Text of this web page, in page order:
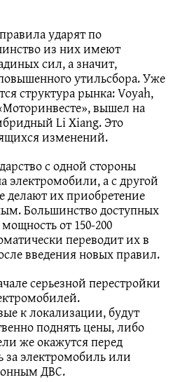
ударят по
из них имеют
сил, а значит,
утильсбора. Уже
структура рынка: Voyah,
вышел на
Li Xiang. Это
изменений.
с одной стороны
электромобили, а с другой
делают их приобретение
Большинство доступных
от 150-200
переводит их в
введения новых правил.
серьезной перестройки
к локализации, будут
поднять цены, либо
же окажутся перед
за электромобиль или
ДВС.